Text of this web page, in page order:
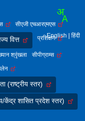
सीएजी एचआरएमएस
वित्त प्रशिक्षण
श्रृंखला
सीपीग्राम्स
(राष्ट्रीय स्तर)
केंद्र शासित प्रदेश स्तर)
English | हिंदी